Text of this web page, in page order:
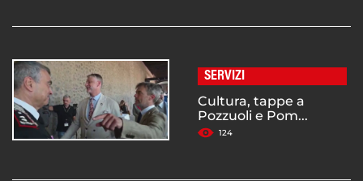
SERVIZI
Cultura, tappe a
Pozzuoli e Pom...
124